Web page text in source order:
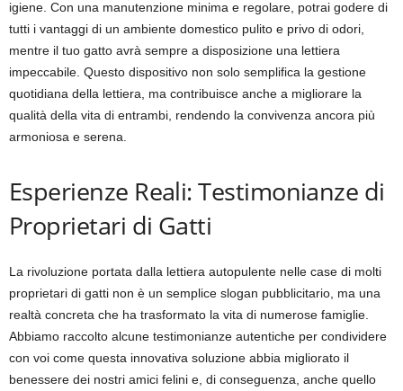
igiene. Con una manutenzione minima e regolare, potrai godere di
tutti i vantaggi di un ambiente domestico pulito e privo di odori,
mentre il tuo gatto avrà sempre a disposizione una lettiera
impeccabile. Questo dispositivo non solo semplifica la gestione
quotidiana della lettiera, ma contribuisce anche a migliorare la
qualità della vita di entrambi, rendendo la convivenza ancora più
armoniosa e serena.
Esperienze Reali: Testimonianze di
Proprietari di Gatti
La rivoluzione portata dalla lettiera autopulente nelle case di molti
proprietari di gatti non è un semplice slogan pubblicitario, ma una
realtà concreta che ha trasformato la vita di numerose famiglie.
Abbiamo raccolto alcune testimonianze autentiche per condividere
con voi come questa innovativa soluzione abbia migliorato il
benessere dei nostri amici felini e, di conseguenza, anche quello